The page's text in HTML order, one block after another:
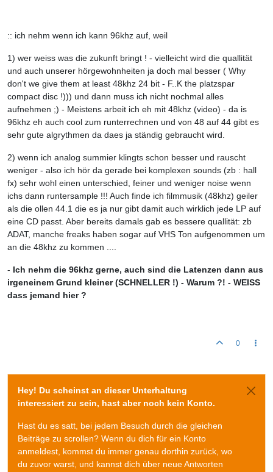
:: ich nehm wenn ich kann 96khz auf, weil
1) wer weiss was die zukunft bringt ! - vielleicht wird die quallität
und auch unserer hörgewohnheiten ja doch mal besser ( Why
don't we give them at least 48khz 24 bit - F..K the platzspar
compact disc !))) und dann muss ich nicht nochmal alles
aufnehmen ;) - Meistens arbeit ich eh mit 48khz (video) - da is
96khz eh auch cool zum runterrechnen und von 48 auf 44 gibt es
sehr gute algrythmen da daes ja ständig gebraucht wird.
2) wenn ich analog summier klingts schon besser und rauscht
weniger - also ich hör da gerade bei komplexen sounds (zb : hall
fx) sehr wohl einen unterschied, feiner und weniger noise wenn
ichs dann runtersample !!! Auch finde ich filmmusik (48khz) geiler
als die ollen 44.1 die es ja nur gibt damit auch wirklich jede LP auf
eine CD passt. Aber bereits damals gab es bessere quallität: zb
ADAT, manche freaks haben sogar auf VHS Ton aufgenommen um
an die 48khz zu kommen ....
- Ich nehm die 96khz gerne, auch sind die Latenzen dann aus
irgeneinem Grund kleiner (SCHNELLER !) - Warum ?! - WEISS
dass jemand hier ?
0
Hey! Du scheinst an dieser Unterhaltung
interessiert zu sein, hast aber noch kein Konto.
Hast du es satt, bei jedem Besuch durch die gleichen
Beiträge zu scrollen? Wenn du dich für ein Konto
anmeldest, kommst du immer genau dorthin zurück, wo
du zuvor warst, und kannst dich über neue Antworten